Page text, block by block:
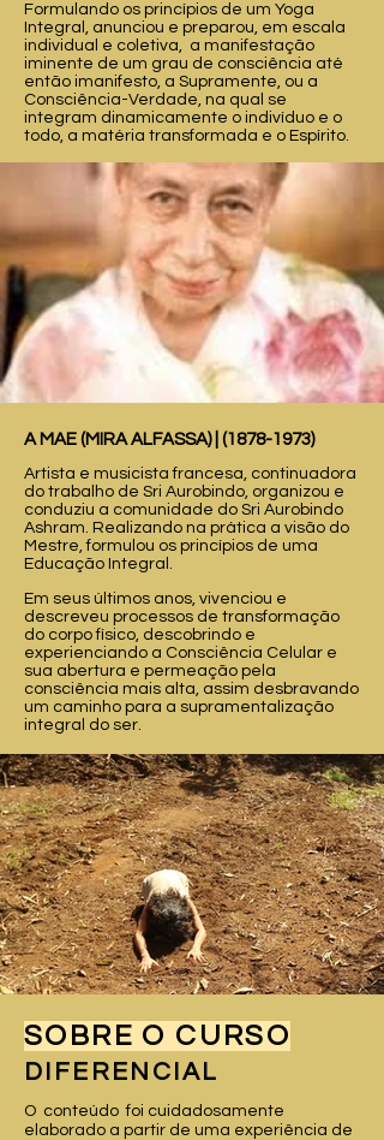
Formulando os princípios de um Yoga
Integral, anunciou e preparou, em escala
individual e coletiva, a manifestação
iminente de um grau de consciência até
então imanifesto, a Supramente, ou a
Consciência-Verdade, na qual se
integram dinamicamente o indivíduo e o
todo, a matéria transformada e o Espírito.
A MAE (MIRA ALFASSA) | (1878-1973)
Artista e musicista francesa, continuadora
do trabalho de Sri Aurobindo, organizou e
conduziu a comunidade do Sri Aurobindo
Ashram. Realizando na prática a visão do
Mestre, formulou os princípios de uma
Educação Integral.
Em seus últimos anos, vivenciou e
descreveu processos de transformação
do corpo físico, descobrindo e
experienciando a Consciência Celular e
sua abertura e permeação pela
consciência mais alta, assim desbravando
um caminho para a supramentalização
integral do ser.
SOBRE O CURSO
DIFERENCIAL
O conteúdo foi cuidadosamente
elaborado a partir de uma experiência de